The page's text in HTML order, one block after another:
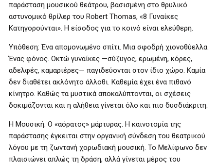
παράσταση μουσικού θεάτρου, βασισμένη στο θρυλικό
αστυνομικό θρίλερ του Robert Thomas, «8 Γυναίκες
Κατηγορούνται». Η είσοδος για το κοινό είναι ελεύθερη.
Υπόθεση: Ένα απομονωμένο σπίτι. Μια σφοδρή χιονοθύελλα.
Ένας φόνος. Οκτώ γυναίκες —σύζυγος, ερωμένη, κόρες,
αδελφές, καμαριέρες— παγιδεύονται στον ίδιο χώρο. Καμία
δεν διαθέτει ακλόνητο άλλοθι. Καθεμία έχει ένα πιθανό
κίνητρο. Καθώς τα μυστικά αποκαλύπτονται, οι σχέσεις
δοκιμάζονται και η αλήθεια γίνεται όλο και πιο δυσδιάκριτη.
Η Μουσική: Ο «αόρατος» μάρτυρας. Η καινοτομία της
παράστασης έγκειται στην οργανική σύνδεση του θεατρικού
λόγου με τη ζωντανή χορωδιακή μουσική. Το Μελίφωνο δεν
πλαισιώνει απλώς τη δράση, αλλά γίνεται μέρος του